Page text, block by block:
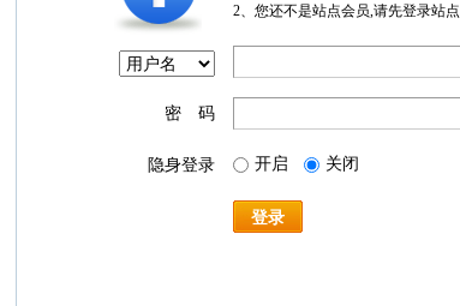
2、您还不是站点会员,请先登录站点
密 码
隐身登录 开启 关闭
登录